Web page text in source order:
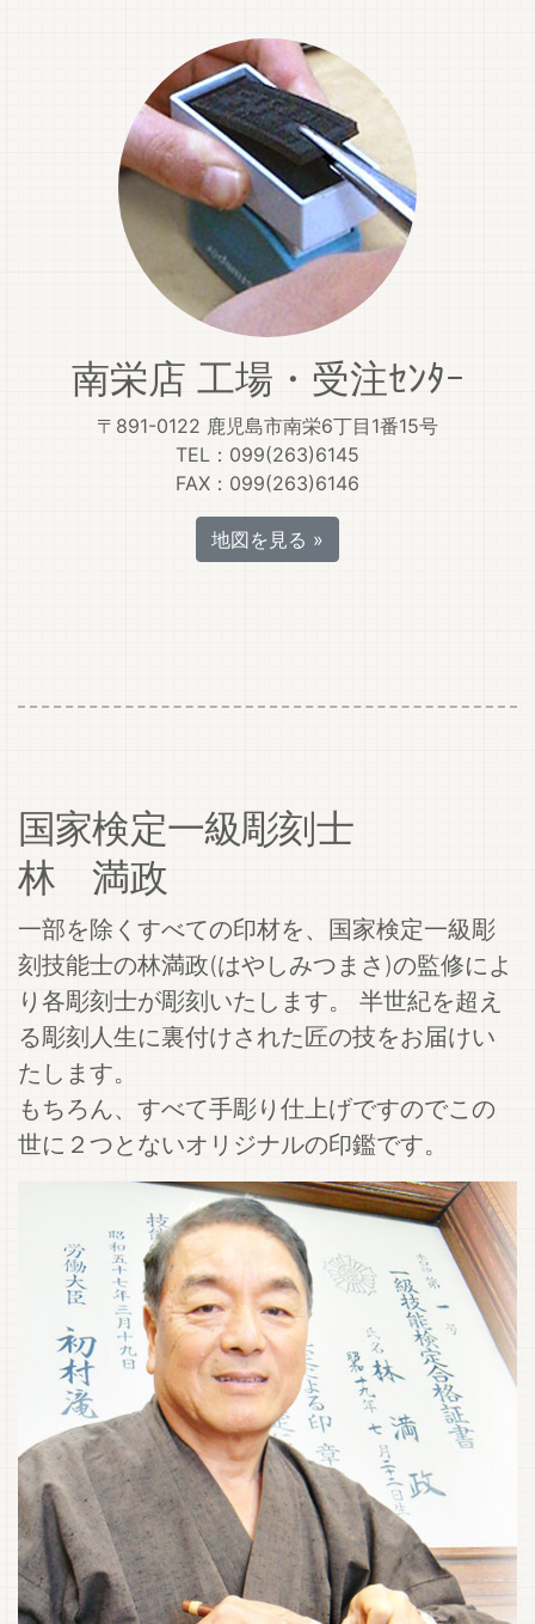
南栄店 工場・受注ｾﾝﾀｰ
〒891-0122 鹿児島市南栄6丁目1番15号
TEL：099(263)6145
FAX：099(263)6146
地図を見る »
国家検定一級彫刻士
林 満政
一部を除くすべての印材を、国家検定一級彫
刻技能士の林満政(はやしみつまさ)の監修によ
り各彫刻士が彫刻いたします。 半世紀を超え
る彫刻人生に裏付けされた匠の技をお届けい
たします。
もちろん、すべて手彫り仕上げですのでこの
世に２つとないオリジナルの印鑑です。